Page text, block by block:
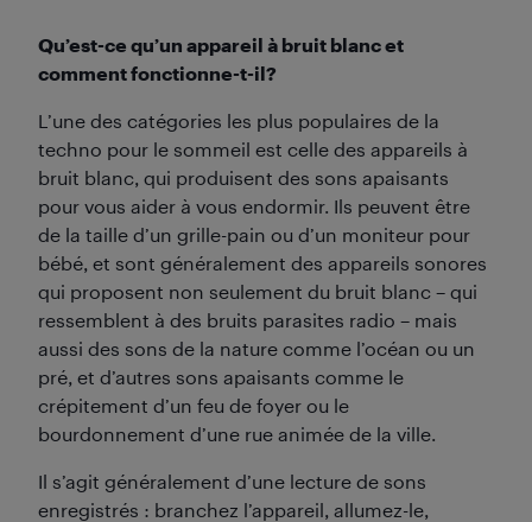
Qu’est-ce qu’un appareil à bruit blanc et
comment fonctionne-t-il?
L’une des catégories les plus populaires de la
techno pour le sommeil est celle des appareils à
bruit blanc, qui produisent des sons apaisants
pour vous aider à vous endormir. Ils peuvent être
de la taille d’un grille-pain ou d’un moniteur pour
bébé, et sont généralement des appareils sonores
qui proposent non seulement du bruit blanc – qui
ressemblent à des bruits parasites radio – mais
aussi des sons de la nature comme l’océan ou un
pré, et d’autres sons apaisants comme le
crépitement d’un feu de foyer ou le
bourdonnement d’une rue animée de la ville.
Il s’agit généralement d’une lecture de sons
enregistrés : branchez l’appareil, allumez-le,